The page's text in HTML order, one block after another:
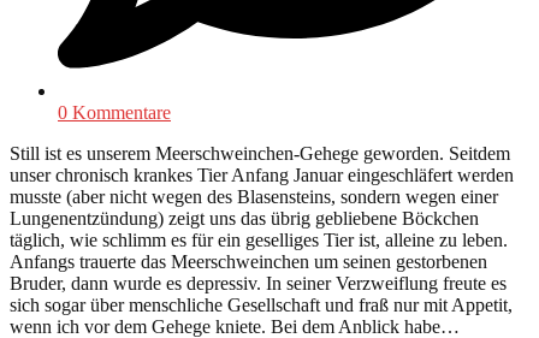
0 Kommentare
Still ist es unserem Meerschweinchen-Gehege geworden. Seitdem
unser chronisch krankes Tier Anfang Januar eingeschläfert werden
musste (aber nicht wegen des Blasensteins, sondern wegen einer
Lungenentzündung) zeigt uns das übrig gebliebene Böckchen
täglich, wie schlimm es für ein geselliges Tier ist, alleine zu leben.
Anfangs trauerte das Meerschweinchen um seinen gestorbenen
Bruder, dann wurde es depressiv. In seiner Verzweiflung freute es
sich sogar über menschliche Gesellschaft und fraß nur mit Appetit,
wenn ich vor dem Gehege kniete. Bei dem Anblick habe…